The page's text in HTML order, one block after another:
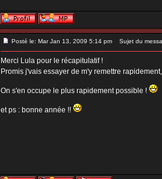
Posté le: Mar Jan 13, 2009 5:14 pm Sujet du
Merci Lula pour le récapitulatif !
Promis j'vais essayer de m'y remettre
On s'en occupe le plus rapidement possible !
et ps : bonne année !!